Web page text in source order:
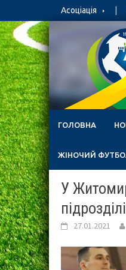
to
content
Асоціація
ГОЛОВНА
ЖІНОЧИЙ
У
27.01.2021